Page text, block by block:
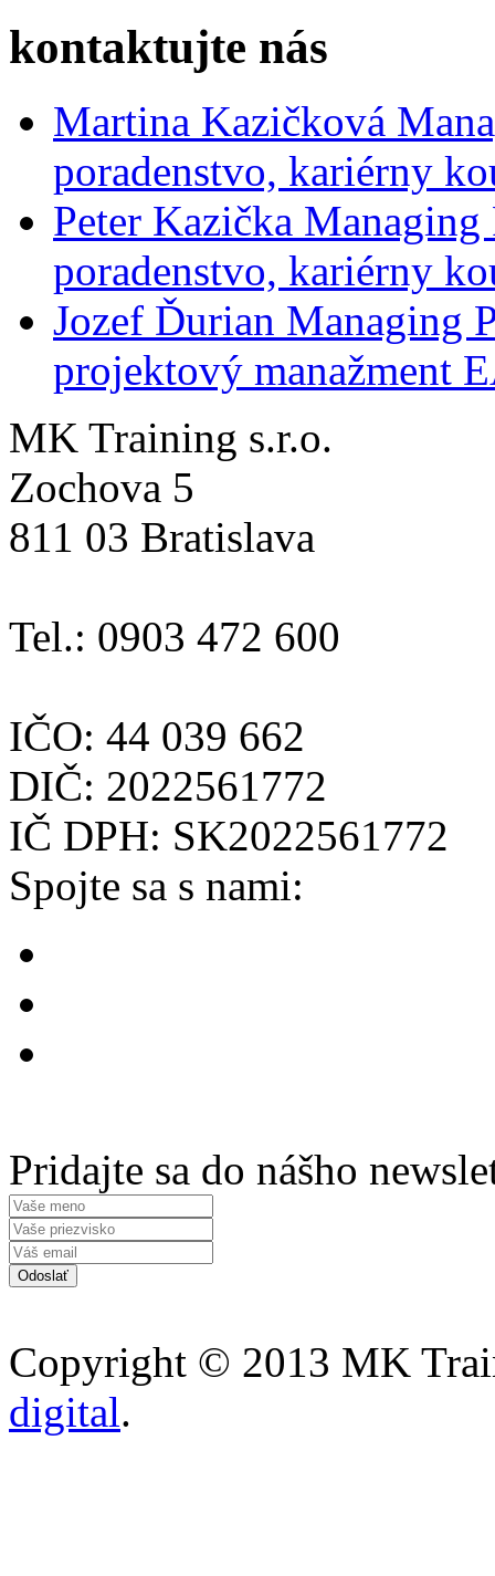
kontaktujte nás
Martina Kazičková
poradenstvo, kariérny
Peter Kazička
poradenstvo, kariérny
Jozef Ďurian Managing
projektový manažment
MK Training s.r.o.
Zochova 5
811 03 Bratislava
Tel.: 0903 472 600
IČO: 44 039 662
DIČ: 2022561772
IČ DPH: SK2022561772
Spojte sa s nami:
Pridajte sa do nášho
Copyright © 2013 MK
digital.